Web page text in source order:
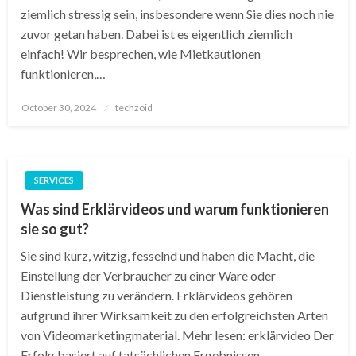
ziemlich stressig sein, insbesondere wenn Sie dies noch nie
zuvor getan haben. Dabei ist es eigentlich ziemlich
einfach! Wir besprechen, wie Mietkautionen
funktionieren,…
Posted
October 30, 2024 techzoid
SERVICES
Was sind Erklärvideos und warum funktionieren
sie so gut?
Sie sind kurz, witzig, fesselnd und haben die Macht, die
Einstellung der Verbraucher zu einer Ware oder
Dienstleistung zu verändern. Erklärvideos gehören
aufgrund ihrer Wirksamkeit zu den erfolgreichsten Arten
von Videomarketingmaterial. Mehr lesen: erklärvideo Der